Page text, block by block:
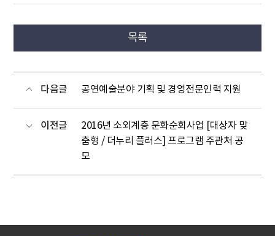
목록
다음글 공연예술분야 기획 및 경영전문인력 지원
이전글
2016년 소외계층 문화순회사업 [대상자 맞
춤형 / 더누리 플러스] 프로그램 주관처 공
모